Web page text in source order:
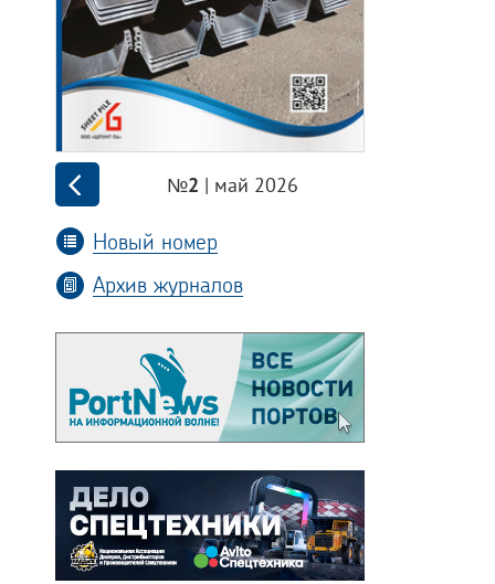
№2 | май 2026
Новый номер
Архив журналов